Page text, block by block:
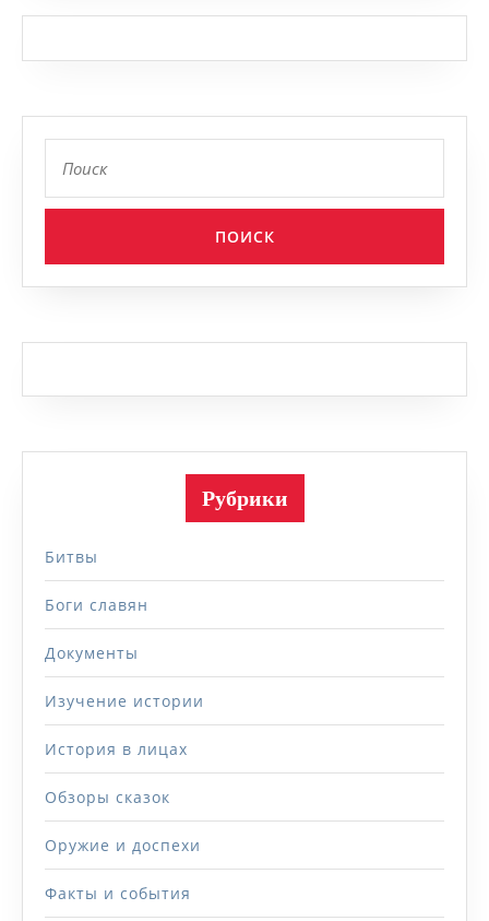
Рубрики
Битвы
Боги славян
Документы
Изучение истории
История в лицах
Обзоры сказок
Оружие и доспехи
Факты и события